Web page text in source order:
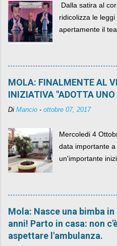
Dalla satira al
ridicolizza le
apertamente il
MOLA: FINALMENTE AL
INIZIATIVA "ADOTTA UNO
Di Mancio - ottobre 07, 2017
Mercoledi 4
data importante
un'importante
Mola: Nasce una bimba
anni! Parto in casa: non
aspettare l'ambulanza.